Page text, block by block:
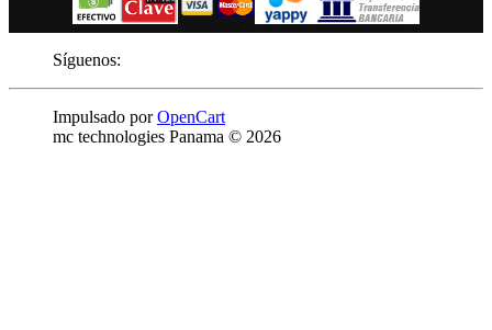
Síguenos:
Impulsado porOpenCart
mc technologies Panama © 2026